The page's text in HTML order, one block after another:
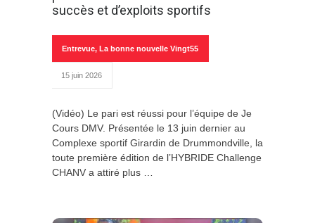
succès et d’exploits sportifs
Entrevue, La bonne nouvelle Vingt55
15 juin 2026
(Vidéo) Le pari est réussi pour l’équipe de Je
Cours DMV. Présentée le 13 juin dernier au
Complexe sportif Girardin de Drummondville, la
toute première édition de l’HYBRIDE Challenge
CHANV a attiré plus …